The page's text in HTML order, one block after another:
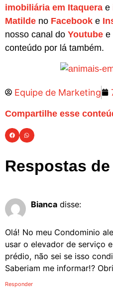
imobiliária em Itaquera e
Matilde no Facebook e
nosso canal do Youtube e
conteúdo por lá também.
Equipe de Marketing
Compartilhe esse
Respostas de
Bianca disse:
Olá! No meu Condominio
usar o elevador de serviço
prédio, não sei se isso
Saberiam me informar!?
Responder